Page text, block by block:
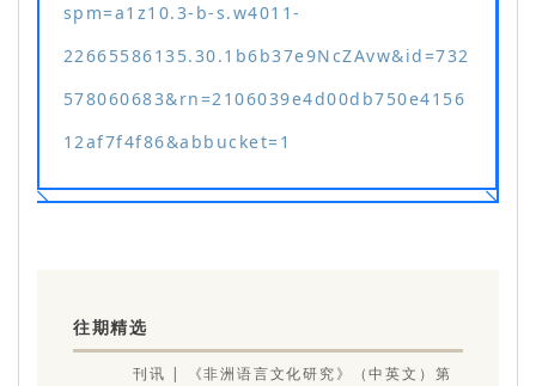
spm=a1z10.3-b-s.w4011-
22665586135.30.1b6b37e9NcZAvw&id=732
578060683&rn=2106039e4d00db750e4156
12af7f4f86&abbucket=1
往期精选
刊讯 | 《非洲语言文化研究》（中英文）第